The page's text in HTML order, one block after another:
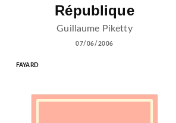
République
Guillaume Piketty
07/06/2006
FAYARD